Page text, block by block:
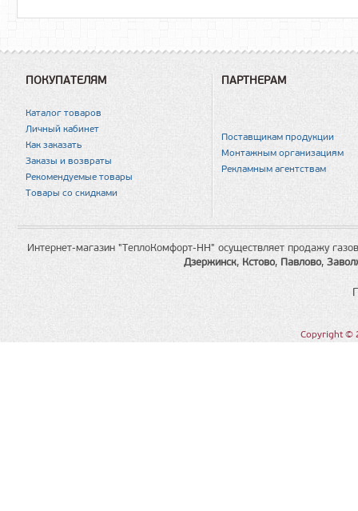
ПОКУПАТЕЛЯМ
Каталог товаров
Личный кабинет
Как заказать
Заказы и возвраты
Рекомендуемые товары
Товары со скидками
ПАРТНЕРАМ
Поставщикам продукции
Монтажным организациям
Рекламным агентствам
Интернет-магазин "ТеплоКомфорт-НН" осуществляет продажу
Дзержинск, Кстово, Павлово,
Copyright ©